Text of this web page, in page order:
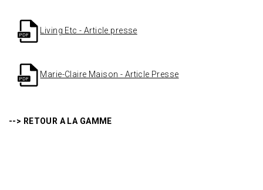
Living Etc - Article presse
Marie-Claire Maison - Article Presse
--> RETOUR A LA GAMME